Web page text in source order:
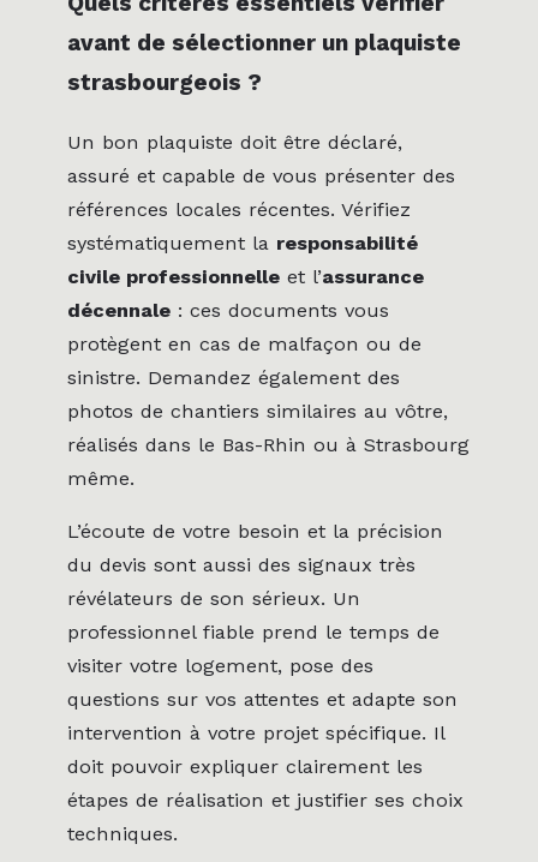
avant de sélectionner un plaquiste
strasbourgeois ?
Un bon plaquiste doit être déclaré,
assuré et capable de vous présenter des
références locales récentes. Vérifiez
systématiquement la responsabilité
civile professionnelle et l’assurance
décennale : ces documents vous
protègent en cas de malfaçon ou de
sinistre. Demandez également des
photos de chantiers similaires au vôtre,
réalisés dans le Bas-Rhin ou à Strasbourg
même.
L’écoute de votre besoin et la précision
du devis sont aussi des signaux très
révélateurs de son sérieux. Un
professionnel fiable prend le temps de
visiter votre logement, pose des
questions sur vos attentes et adapte son
intervention à votre projet spécifique. Il
doit pouvoir expliquer clairement les
étapes de réalisation et justifier ses choix
techniques.